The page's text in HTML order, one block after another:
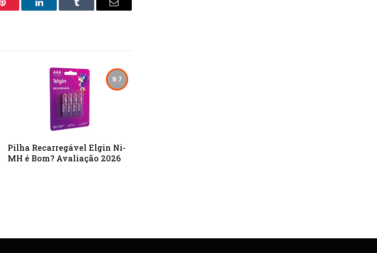
Pinterest LinkedIn Tumblr Email
9.7
Pilha Recarregável Elgin Ni-
MH é Bom? Avaliação 2026